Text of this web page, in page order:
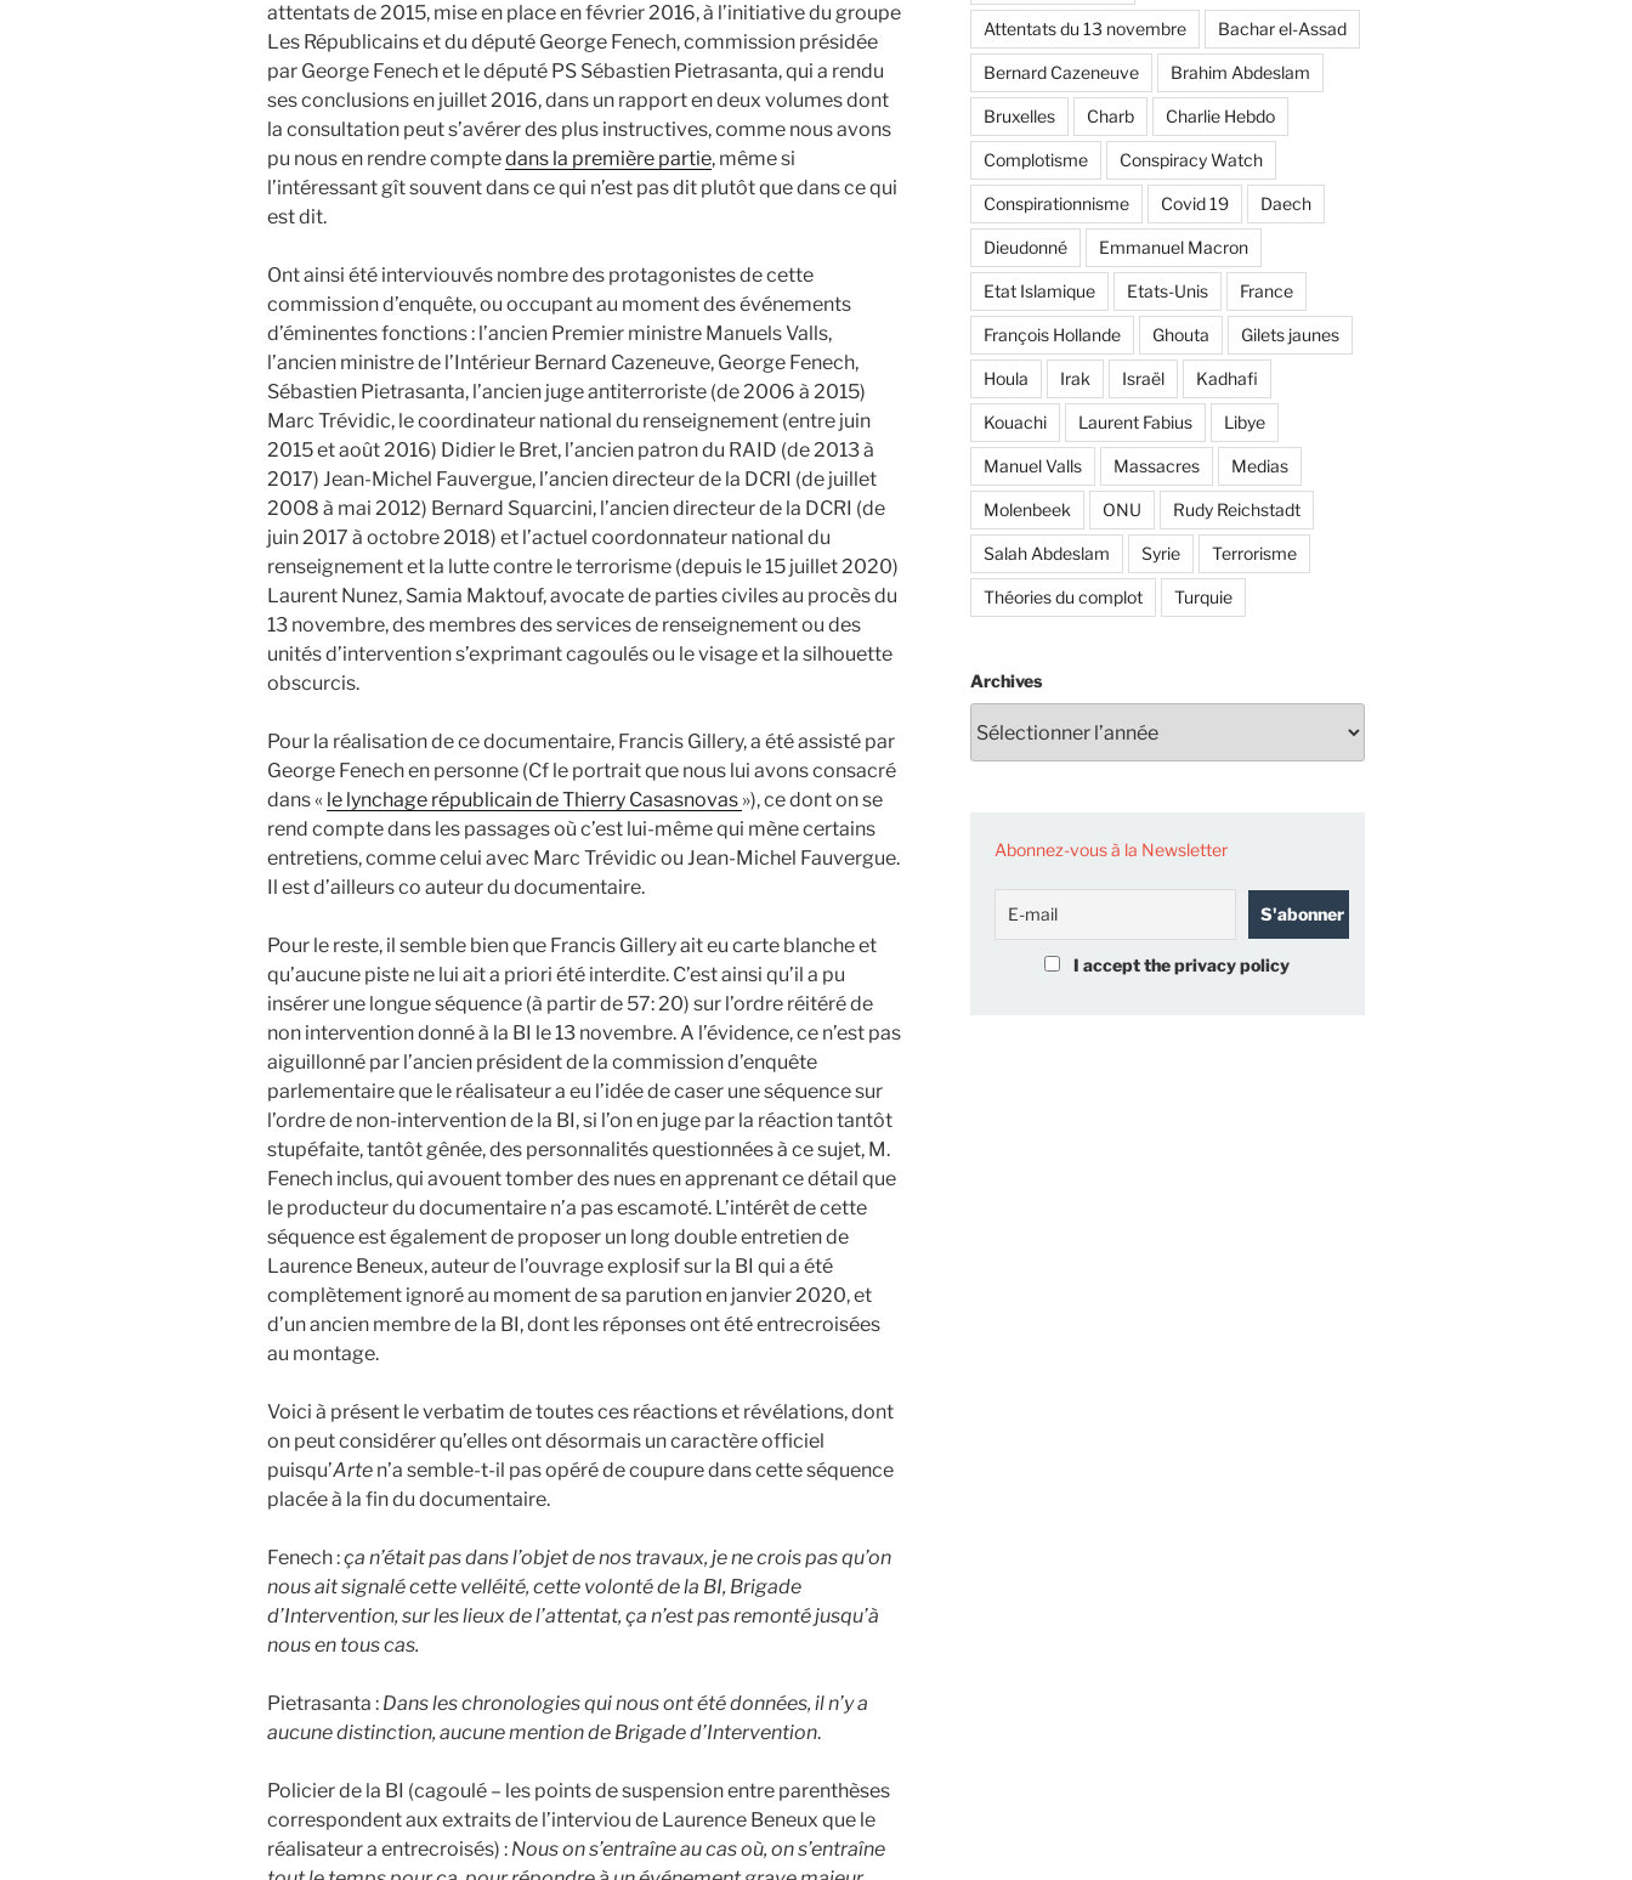
attentats de 2015, mise en place en février 2016, à l’initiative du groupe
Les Républicains et du député George Fenech, commission présidée
par George Fenech et le député PS Sébastien Pietrasanta, qui a rendu
ses conclusions en juillet 2016, dans un rapport en deux volumes dont
la consultation peut s’avérer des plus instructives, comme nous avons
pu nous en rendre comptedans la première partie, même si
l’intéressant gît souvent dans ce qui n’est pas dit plutôt que dans ce qui
est dit.
Ont ainsi été interviouvés nombre des protagonistes de cette
commission d’enquête, ou occupant au moment des événements
d’éminentes fonctions : l’ancien Premier ministre Manuels Valls,
l’ancien ministre de l’Intérieur Bernard Cazeneuve, George Fenech,
Sébastien Pietrasanta, l’ancien juge antiterroriste (de 2006 à 2015)
Marc Trévidic, le coordinateur national du renseignement (entre juin
2015 et août 2016) Didier le Bret, l’ancien patron du RAID (de 2013 à
2017) Jean-Michel Fauvergue, l’ancien directeur de la DCRI (de juillet
2008 à mai 2012) Bernard Squarcini, l’ancien directeur de la DCRI (de
juin 2017 à octobre 2018) et l’actuel coordonnateur national du
renseignement et la lutte contre le terrorisme (depuis le 15 juillet 2020)
Laurent Nunez, Samia Maktouf, avocate de parties civiles au procès du
13 novembre, des membres des services de renseignement ou des
unités d’intervention s’exprimant cagoulés ou le visage et la silhouette
obscurcis.
Pour la réalisation de ce documentaire, Francis Gillery, a été assisté par
George Fenech en personne (Cf le portrait que nous lui avons consacré
dans « le lynchage républicain de Thierry Casasnovas »), ce dont on se
rend compte dans les passages où c’est lui-même qui mène certains
entretiens, comme celui avec Marc Trévidic ou Jean-Michel Fauvergue.
Il est d’ailleurs co auteur du documentaire.
Pour le reste, il semble bien que Francis Gillery ait eu carte blanche et
qu’aucune piste ne lui ait a priori été interdite. C’est ainsi qu’il a pu
insérer une longue séquence (à partir de 57: 20) sur l’ordre réitéré de
non intervention donné à la BI le 13 novembre. A l’évidence, ce n’est pas
aiguillonné par l’ancien président de la commission d’enquête
parlementaire que le réalisateur a eu l’idée de caser une séquence sur
l’ordre de non-intervention de la BI, si l’on en juge par la réaction tantôt
stupéfaite, tantôt gênée, des personnalités questionnées à ce sujet, M.
Fenech inclus, qui avouent tomber des nues en apprenant ce détail que
le producteur du documentaire n’a pas escamoté. L’intérêt de cette
séquence est également de proposer un long double entretien de
Laurence Beneux, auteur de l’ouvrage explosif sur la BI qui a été
complètement ignoré au moment de sa parution en janvier 2020, et
d’un ancien membre de la BI, dont les réponses ont été entrecroisées
au montage.
Voici à présent le verbatim de toutes ces réactions et révélations, dont
on peut considérer qu’elles ont désormais un caractère officiel
puisqu’Arte n’a semble-t-il pas opéré de coupure dans cette séquence
placée à la fin du documentaire.
Fenech :ça n’était pas dans l’objet de nos travaux, je ne crois pas qu’on
nous ait signalé cette velléité, cette volonté de la BI, Brigade
d’Intervention, sur les lieux de l’attentat, ça n’est pas remonté jusqu’à
nous en tous cas.
Pietrasanta : Dans les chronologies qui nous ont été données, il n’y a
aucune distinction, aucune mention de Brigade d’Intervention.
Policier de la BI (cagoulé – les points de suspension entre parenthèses
correspondent aux extraits de l’interviou de Laurence Beneux que le
réalisateur a entrecroisés) : Nous on s’entraîne au cas où, on s’entraîne
Attentats du 13 novembre Bachar el-Assad
Bernard Cazeneuve Brahim Abdeslam
Bruxelles Charb Charlie Hebdo
Complotisme Conspiracy Watch
Conspirationnisme Covid 19 Daech
Dieudonné Emmanuel Macron
Etat Islamique Etats-Unis France
François Hollande Ghouta Gilets jaunes
Houla Irak Israël Kadhafi
Kouachi Laurent Fabius Libye
Manuel Valls Massacres Medias
Molenbeek ONU Rudy Reichstadt
Salah Abdeslam Syrie Terrorisme
Théories du complot Turquie
Archives
Abonnez-vous à la Newsletter
I accept the privacy policy